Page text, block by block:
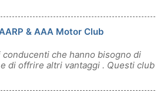
& AAA Motor Club
che hanno bisogno di
di offrire altri vantaggi . Questi club